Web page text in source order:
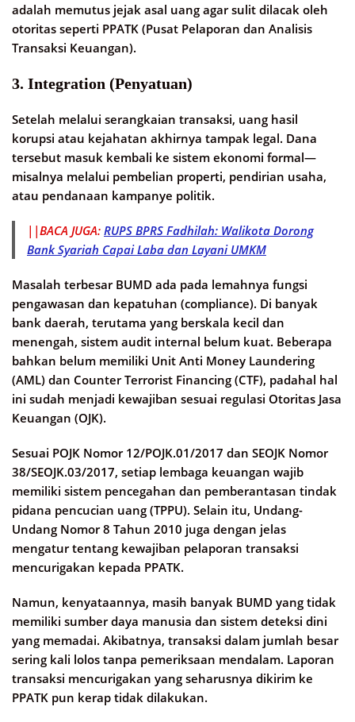
adalah memutus jejak asal uang agar sulit dilacak oleh
otoritas seperti PPATK (Pusat Pelaporan dan Analisis
Transaksi Keuangan).
3. Integration (Penyatuan)
Setelah melalui serangkaian transaksi, uang hasil
korupsi atau kejahatan akhirnya tampak legal. Dana
tersebut masuk kembali ke sistem ekonomi formal—
misalnya melalui pembelian properti, pendirian usaha,
atau pendanaan kampanye politik.
||BACA JUGA: RUPS BPRS Fadhilah: Walikota Dorong
Bank Syariah Capai Laba dan Layani UMKM
Masalah terbesar BUMD ada pada lemahnya fungsi
pengawasan dan kepatuhan (compliance). Di banyak
bank daerah, terutama yang berskala kecil dan
menengah, sistem audit internal belum kuat. Beberapa
bahkan belum memiliki Unit Anti Money Laundering
(AML) dan Counter Terrorist Financing (CTF), padahal hal
ini sudah menjadi kewajiban sesuai regulasi Otoritas Jasa
Keuangan (OJK).
Sesuai POJK Nomor 12/POJK.01/2017 dan SEOJK Nomor
38/SEOJK.03/2017, setiap lembaga keuangan wajib
memiliki sistem pencegahan dan pemberantasan tindak
pidana pencucian uang (TPPU). Selain itu, Undang-
Undang Nomor 8 Tahun 2010 juga dengan jelas
mengatur tentang kewajiban pelaporan transaksi
mencurigakan kepada PPATK.
Namun, kenyataannya, masih banyak BUMD yang tidak
memiliki sumber daya manusia dan sistem deteksi dini
yang memadai. Akibatnya, transaksi dalam jumlah besar
sering kali lolos tanpa pemeriksaan mendalam. Laporan
transaksi mencurigakan yang seharusnya dikirim ke
PPATK pun kerap tidak dilakukan.